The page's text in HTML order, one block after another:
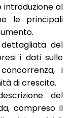
introduzione al
le principali
dettagliata del
i dati sulle
i
di crescita.
del
compreso il